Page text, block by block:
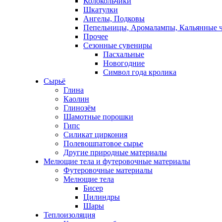
Шкатулки
Ангелы, Подковы
Пепельницы, Аромалампы, Кальянные
Прочее
Сезонные сувениры
Пасхальные
Новогодние
Символ года кролика
Сырьё
Глина
Каолин
Глинозём
Шамотные порошки
Гипс
Силикат циркония
Полевошпатовое сырье
Другие природные материалы
Мелющие тела и футеровочные материалы
Футеровочные материалы
Мелющие тела
Бисер
Цилиндры
Шары
Теплоизоляция